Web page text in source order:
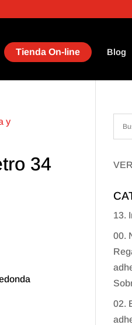
Tienda On-line Blog
y
34
13.
00.
02.